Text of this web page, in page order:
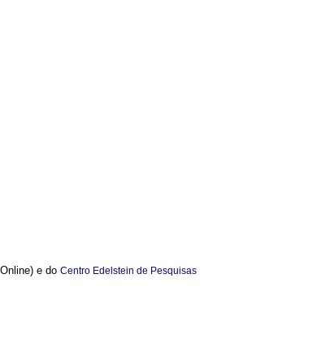
e do Centro Edelstein de Pesquisas